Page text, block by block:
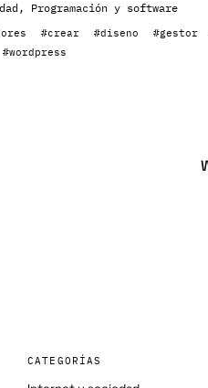
, Programación y software
#crear #diseno #gestor
#wordpress
CATEGORÍAS